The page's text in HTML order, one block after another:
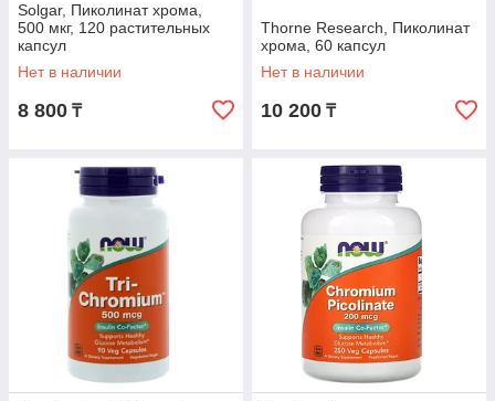
Solgar, Пиколинат хрома,
500 мкг, 120 растительных
капсул
Нет в наличии
8 800 ₸
Thorne Research, Пиколинат
хрома, 60 капсул
Нет в наличии
10 200 ₸